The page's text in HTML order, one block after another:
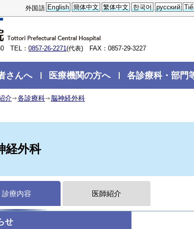
外国語 English 簡体中文 繁体中文 한국어 русский
TEL： 0857-26-2271 (代表) FAX：0857-29-3227
さんへ 医療機関の方へ 各診療科・部門
介 各診療科 脳神経外科
経外科
診療内容 医師紹介
せ